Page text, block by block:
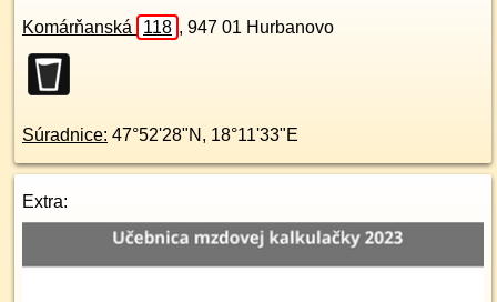
Komárňanská 118 , 947 01 Hurbanovo
Súradnice: 47°52'28"N , 18°11'33"E
Extra: